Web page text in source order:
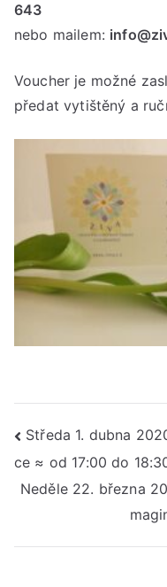
643
nebo mailem:
Voucher je možné
předat vytištěný a
Navigace
pro
příspěvek
Středa 1. dubna
ce ≈ od 17:00 do
Neděle 22. března